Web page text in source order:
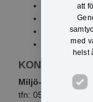
levande
ett rikt växt-
god
begränsad
KONTAKTINFO
Miljö- och
tfn: 0571-180 720
att
med
helst